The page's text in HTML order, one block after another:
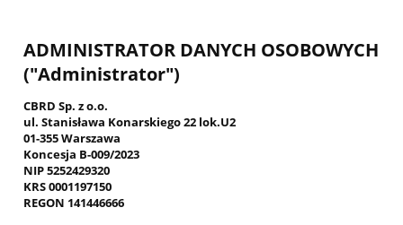
ADMINISTRATOR DANYCH OSOBOWYCH
("Administrator")
CBRD Sp. z o.o.
ul. Stanisława Konarskiego 22 lok.U2
01-355 Warszawa
Koncesja B-009/2023
NIP 5252429320
KRS 0001197150
REGON 141446666